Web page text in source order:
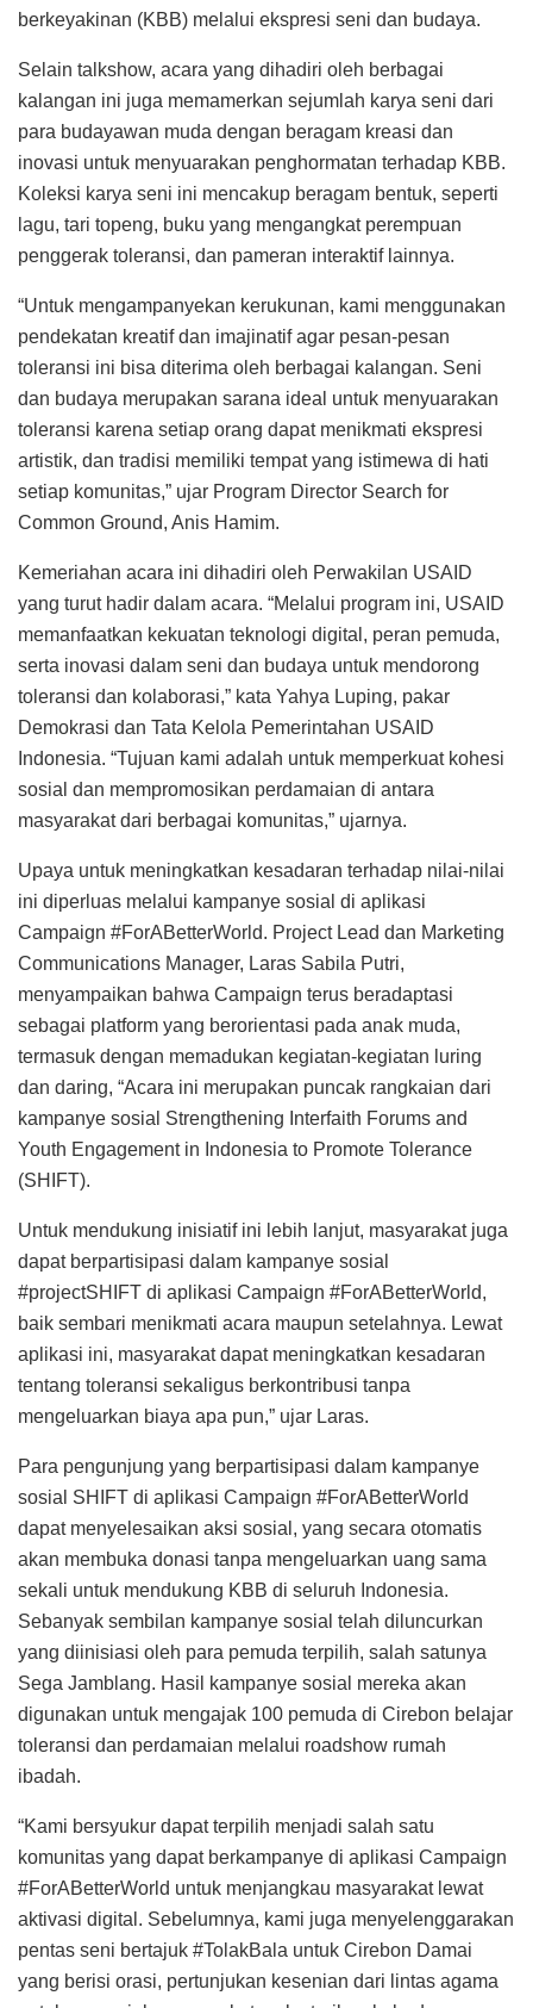
berkeyakinan (KBB) melalui ekspresi seni dan budaya.
Selain talkshow, acara yang dihadiri oleh berbagai
kalangan ini juga memamerkan sejumlah karya seni dari
para budayawan muda dengan beragam kreasi dan
inovasi untuk menyuarakan penghormatan terhadap KBB.
Koleksi karya seni ini mencakup beragam bentuk, seperti
lagu, tari topeng, buku yang mengangkat perempuan
penggerak toleransi, dan pameran interaktif lainnya.
“Untuk mengampanyekan kerukunan, kami menggunakan
pendekatan kreatif dan imajinatif agar pesan-pesan
toleransi ini bisa diterima oleh berbagai kalangan. Seni
dan budaya merupakan sarana ideal untuk menyuarakan
toleransi karena setiap orang dapat menikmati ekspresi
artistik, dan tradisi memiliki tempat yang istimewa di hati
setiap komunitas,” ujar Program Director Search for
Common Ground, Anis Hamim.
Kemeriahan acara ini dihadiri oleh Perwakilan USAID
yang turut hadir dalam acara. “Melalui program ini, USAID
memanfaatkan kekuatan teknologi digital, peran pemuda,
serta inovasi dalam seni dan budaya untuk mendorong
toleransi dan kolaborasi,” kata Yahya Luping, pakar
Demokrasi dan Tata Kelola Pemerintahan USAID
Indonesia. “Tujuan kami adalah untuk memperkuat kohesi
sosial dan mempromosikan perdamaian di antara
masyarakat dari berbagai komunitas,” ujarnya.
Upaya untuk meningkatkan kesadaran terhadap nilai-nilai
ini diperluas melalui kampanye sosial di aplikasi
Campaign #ForABetterWorld. Project Lead dan Marketing
Communications Manager, Laras Sabila Putri,
menyampaikan bahwa Campaign terus beradaptasi
sebagai platform yang berorientasi pada anak muda,
termasuk dengan memadukan kegiatan-kegiatan luring
dan daring, “Acara ini merupakan puncak rangkaian dari
kampanye sosial Strengthening Interfaith Forums and
Youth Engagement in Indonesia to Promote Tolerance
(SHIFT).
Untuk mendukung inisiatif ini lebih lanjut, masyarakat juga
dapat berpartisipasi dalam kampanye sosial
#projectSHIFT di aplikasi Campaign #ForABetterWorld,
baik sembari menikmati acara maupun setelahnya. Lewat
aplikasi ini, masyarakat dapat meningkatkan kesadaran
tentang toleransi sekaligus berkontribusi tanpa
mengeluarkan biaya apa pun,” ujar Laras.
Para pengunjung yang berpartisipasi dalam kampanye
sosial SHIFT di aplikasi Campaign #ForABetterWorld
dapat menyelesaikan aksi sosial, yang secara otomatis
akan membuka donasi tanpa mengeluarkan uang sama
sekali untuk mendukung KBB di seluruh Indonesia.
Sebanyak sembilan kampanye sosial telah diluncurkan
yang diinisiasi oleh para pemuda terpilih, salah satunya
Sega Jamblang. Hasil kampanye sosial mereka akan
digunakan untuk mengajak 100 pemuda di Cirebon belajar
toleransi dan perdamaian melalui roadshow rumah
ibadah.
“Kami bersyukur dapat terpilih menjadi salah satu
komunitas yang dapat berkampanye di aplikasi Campaign
#ForABetterWorld untuk menjangkau masyarakat lewat
aktivasi digital. Sebelumnya, kami juga menyelenggarakan
pentas seni bertajuk #TolakBala untuk Cirebon Damai
yang berisi orasi, pertunjukan kesenian dari lintas agama